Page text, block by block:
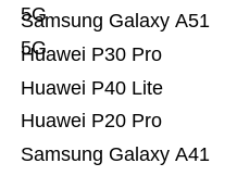
Samsung Galaxy A41
Huawei P20 Pro
Huawei P40 Lite
Huawei P30 Pro
Samsung Galaxy A51
5G
5G